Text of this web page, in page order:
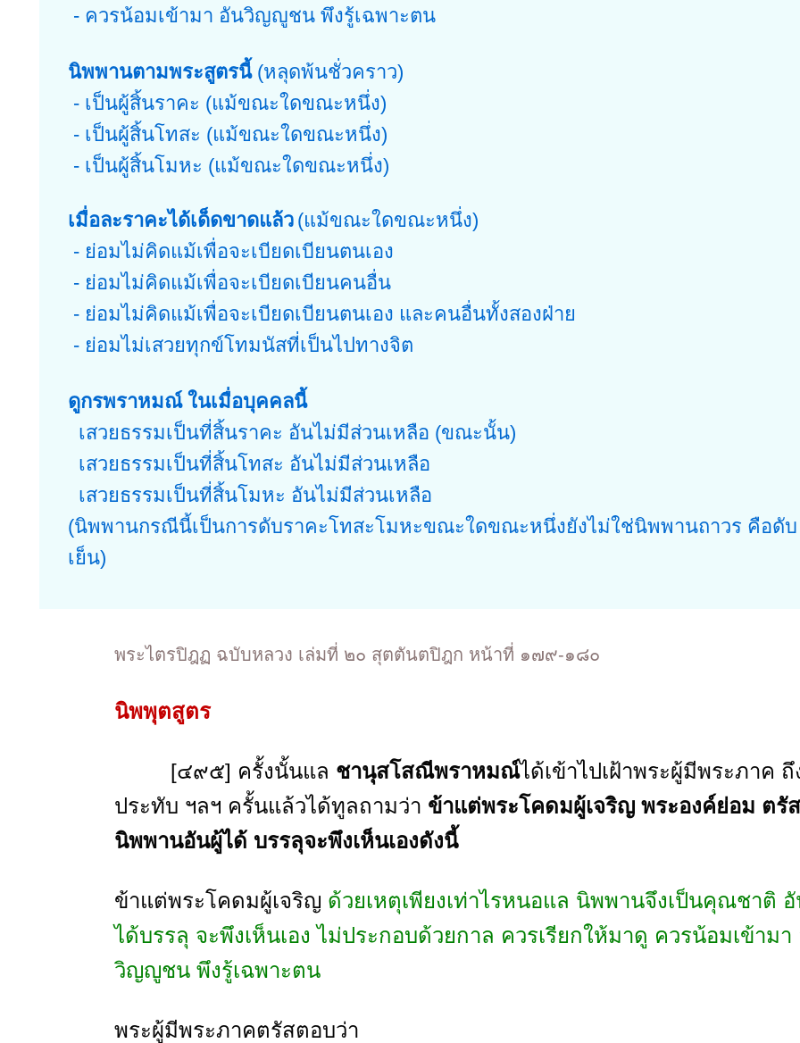
- ควรน้อมเข้ามา อันวิญญูชน พึงรู้เฉพาะตน
นิพพานตามพระสูตรนี้ (หลุดพ้นชั่วคราว)
- เป็นผู้สิ้นราคะ (แม้ขณะใดขณะหนึ่ง)
- เป็นผู้สิ้นโทสะ (แม้ขณะใดขณะหนึ่ง)
- เป็นผู้สิ้นโมหะ (แม้ขณะใดขณะหนึ่ง)
เมื่อละราคะได้เด็ดขาดแล้ว (แม้ขณะใดขณะหนึ่ง)
- ย่อมไม่คิดแม้เพื่อจะเบียดเบียนตนเอง
- ย่อมไม่คิดแม้เพื่อจะเบียดเบียนคนอื่น
- ย่อมไม่คิดแม้เพื่อจะเบียดเบียนตนเอง และคนอื่นทั้งสองฝ่าย
- ย่อมไม่เสวยทุกข์โทมนัสที่เป็นไปทางจิต
ดูกรพราหมณ์ ในเมื่อบุคคลนี้
เสวยธรรมเป็นที่สิ้นราคะ อันไม่มีส่วนเหลือ (ขณะนั้น)
เสวยธรรมเป็นที่สิ้นโทสะ อันไม่มีส่วนเหลือ
เสวยธรรมเป็นที่สิ้นโมหะ อันไม่มีส่วนเหลือ
(นิพพานกรณีนี้เป็นการดับราคะโทสะโมหะขณะใดขณะหนึ่งยังไม่ใช่นิพพานถาวร คือดับ
เย็น)
พระไตรปิฎฏ ฉบับหลวง เล่มที่ ๒๐ สุตตันตปิฎก หน้าที่ ๑๗๙-๑๘๐
นิพพุตสูตร
[๔๙๕] ครั้งนั้นแล ชานุสโสณีพราหมณ์ได้เข้าไปเฝ้าพระผู้มีพระภาค ถึ
ประทับ ฯลฯ ครั้นแล้วได้ทูลถามว่า ข้าแต่พระโคดมผู้เจริญ พระองค์ย่อม ตรั
นิพพานอันผู้ได้ บรรลุจะพึงเห็นเองดังนี้
ข้าแต่พระโคดมผู้เจริญ ด้วยเหตุเพียงเท่าไรหนอแล นิพพานจึงเป็นคุณชาติ
ได้บรรลุ จะพึงเห็นเอง ไม่ประกอบด้วยกาล ควรเรียกให้มาดู ควรน้อมเข้ามา
วิญญูชน พึงรู้เฉพาะตน
พระผู้มีพระภาคตรัสตอบว่า